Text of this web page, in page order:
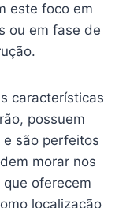
este foco em
ou em fase de
características
possuem
e são perfeitos
morar nos
oferecem
localização